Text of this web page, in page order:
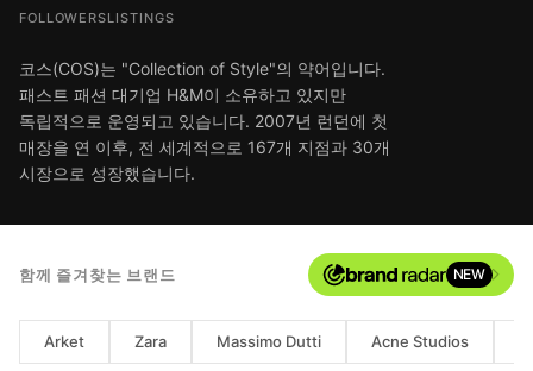
FOLLOWERSLISTINGS
코스(COS)는 "Collection of Style"의 약어입니다.
패스트 패션 대기업 H&M이 소유하고 있지만
독립적으로 운영되고 있습니다. 2007년 런던에 첫
매장을 연 이후, 전 세계적으로 167개 지점과 30개
시장으로 성장했습니다.
함께 즐겨찾는 브랜드 NEW
Arket Zara Massimo Dutti Acne Studios